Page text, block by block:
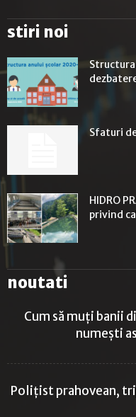
stiri noi
Sfaturi
HIDRO
privind
noutati
Cum să muți banii
numești
Polițist prahovean,